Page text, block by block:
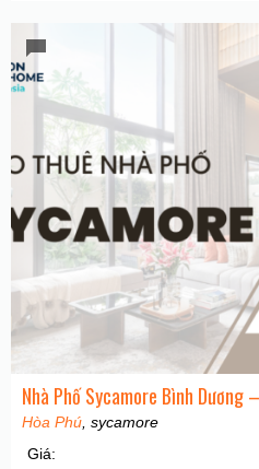
Nhà Phố Sycamore Bình Dương
Hòa Phú , sycamore
Giá: